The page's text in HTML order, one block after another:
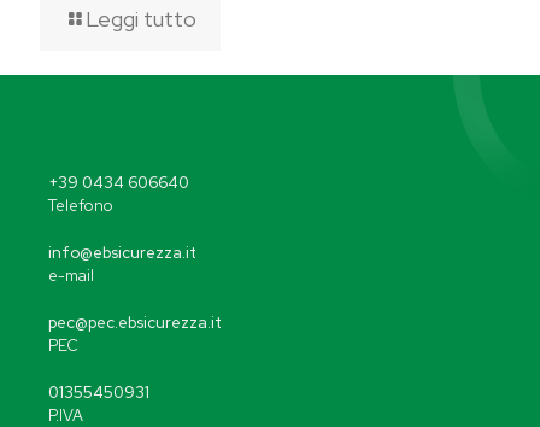
Leggi tutto
+39 0434 606640
Telefono
info@ebsicurezza.it
e-mail
pec@pec.ebsicurezza.it
PEC
01355450931
P.IVA